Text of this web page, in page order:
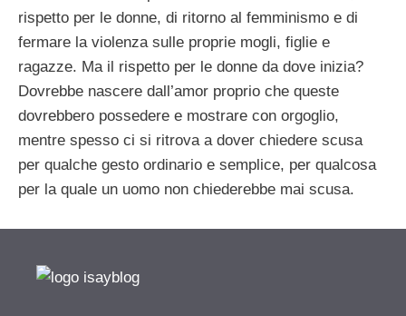
rispetto per le donne, di ritorno al femminismo e di
fermare la violenza sulle proprie mogli, figlie e
ragazze. Ma il rispetto per le donne da dove inizia?
Dovrebbe nascere dall’amor proprio che queste
dovrebbero possedere e mostrare con orgoglio,
mentre spesso ci si ritrova a dover chiedere scusa
per qualche gesto ordinario e semplice, per qualcosa
per la quale un uomo non chiederebbe mai scusa.